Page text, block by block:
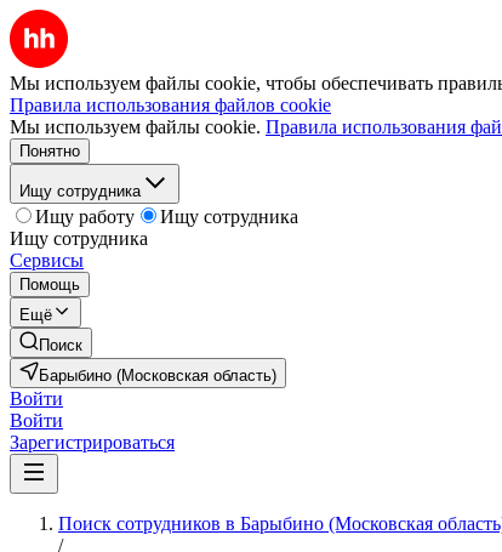
Мы используем файлы cookie, чтобы обеспечивать
Правила использования файлов cookie
Мы используем файлы cookie. Правила использования
Понятно
Ищу сотрудника
Ищу работу
Ищу сотрудника
Ищу сотрудника
Сервисы
Помощь
Ещё
Поиск
Барыбино (Московская область)
Войти
Войти
Зарегистрироваться
Поиск сотрудников в Барыбино (Московская
/